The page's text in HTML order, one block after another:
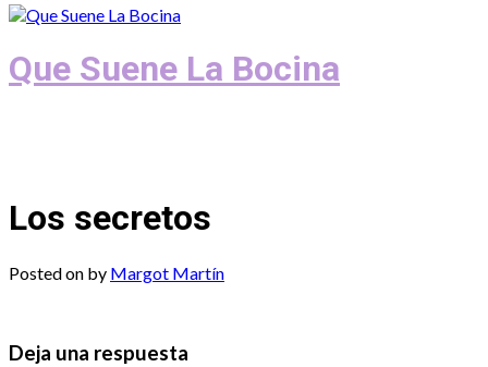
Que Suene La Bocina
Los secretos
Posted on by Margot Martín
Deja una respuesta